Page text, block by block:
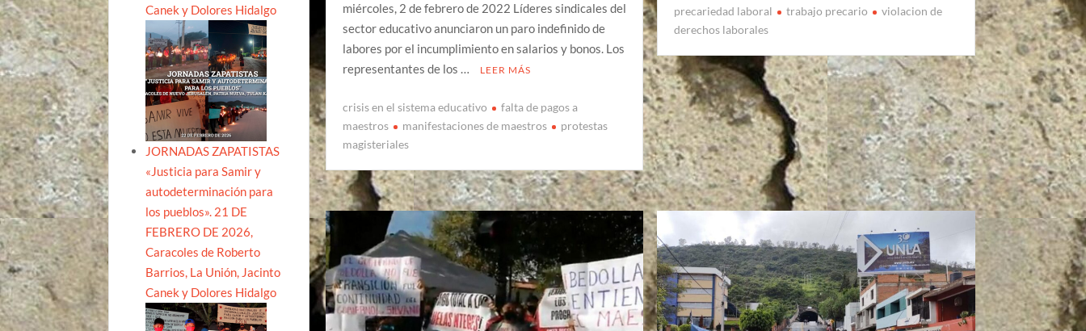
miércoles, 2 de febrero de 2022 Líderes sindicales del
sector educativo anunciaron un paro indefinido de
labores por el incumplimiento en salarios y bonos. Los
representantes de los …
LEER MÁS
crisis en el sistema educativo
falta de pagos a
maestros
manifestaciones de maestros
protestas
magisteriales
precariedad laboral
trabajo precario
violacion de
derechos laborales
Canek y Dolores Hidalgo
JORNADAS ZAPATISTAS
«Justicia para Samir y
autodeterminación para
los pueblos». 21 DE
FEBRERO DE 2026,
Caracoles de Roberto
Barrios, La Unión, Jacinto
Canek y Dolores Hidalgo